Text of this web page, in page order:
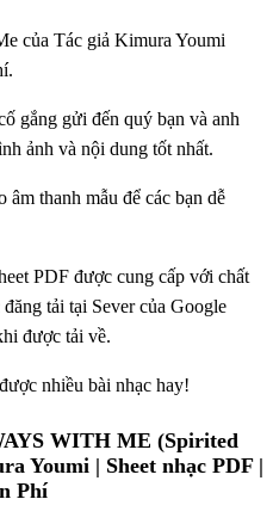
của Tác giả Kimura Youmi
gắng gửi đến quý bạn và anh
ảnh và nội dung tốt nhất.
âm thanh mẫu để các bạn dễ
PDF được cung cấp với chất
tải tại Sever của Google
được tải về.
nhiều bài nhạc hay!
WITH ME (Spirited
Youmi | Sheet nhạc PDF |
Phí